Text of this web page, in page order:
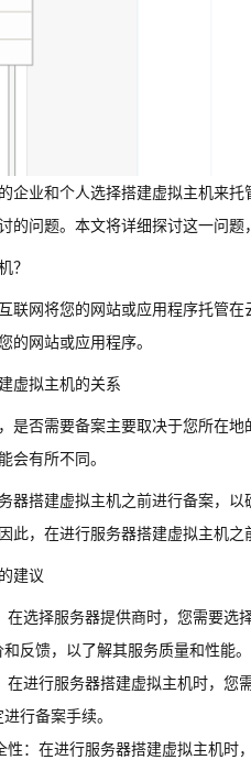
企业和个人选择搭建虚拟主机来
的问题。本文将详细探讨这一问题
？
联网将您的网站或应用程序托管
的网站或应用程序。
虚拟主机的关系
是否需要备案主要取决于您所在
会有所不同。
器搭建虚拟主机之前进行备案，
此，在进行服务器搭建虚拟主机之
建议
在选择服务器提供商时，您需要
反馈，以了解其服务质量和性能。
在进行服务器搭建虚拟主机时，
行备案手续。
性：在进行服务器搭建虚拟主机